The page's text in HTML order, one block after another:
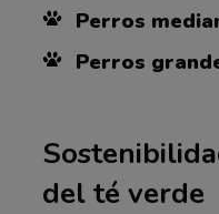
Perros
Perros
del té verde